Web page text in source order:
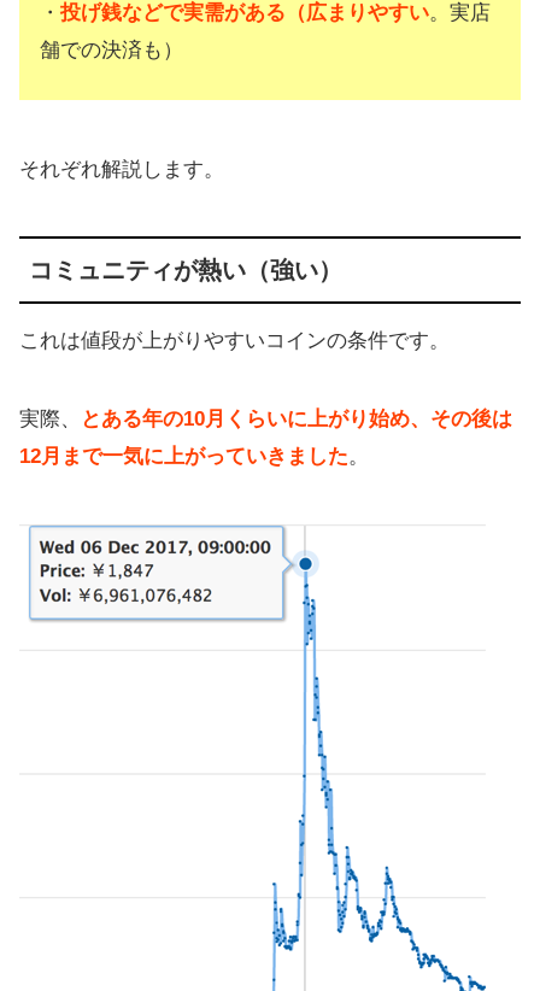
・ 投げ銭などで実需がある（広まりやすい。実店
舗での決済も）
それぞれ解説します。
コミュニティが熱い（強い）
これは値段が上がりやすいコインの条件です。
実際、
とある年の10月くらいに上がり始め、その後は
12月まで一気に上がっていきました。